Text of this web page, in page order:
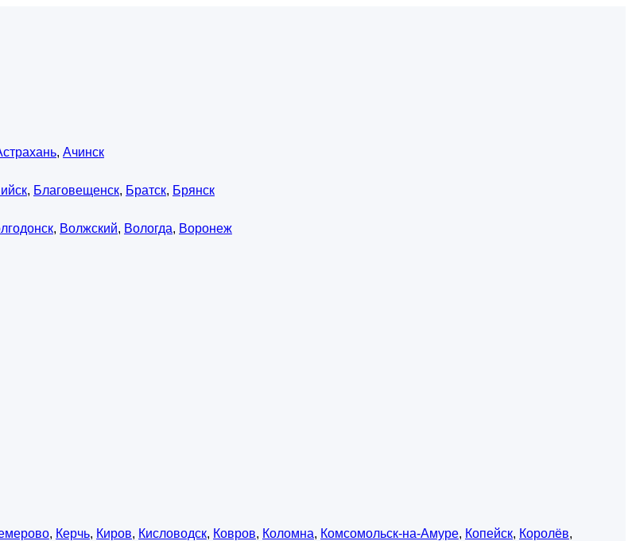
, Ачинск
, Благовещенск, Братск, Брянск
, Волжский, Вологда, Воронеж
, Керчь, Киров, Кисловодск, Ковров, Коломна, Комсомольск-на-Амуре, Копейск, Королёв,